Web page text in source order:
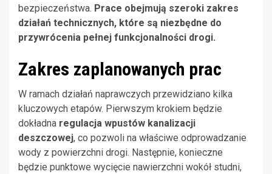
bezpieczeństwa. Prace obejmują szeroki zakres
działań technicznych, które są niezbędne do
przywrócenia pełnej funkcjonalności drogi.
Zakres zaplanowanych prac
W ramach działań naprawczych przewidziano kilka
kluczowych etapów. Pierwszym krokiem będzie
dokładna regulacja wpustów kanalizacji
deszczowej, co pozwoli na właściwe odprowadzanie
wody z powierzchni drogi. Następnie, konieczne
będzie punktowe wycięcie nawierzchni wokół studni,